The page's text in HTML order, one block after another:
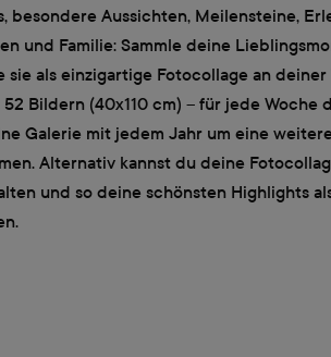
besondere Aussichten, Meilensteine,
und Familie: Sammle deine
sie als einzigartige Fotocollage an deiner
Bildern (40x110 cm) – für jede Woche
Galerie mit jedem Jahr um eine
Alternativ kannst du deine
und so deine schönsten Highlights